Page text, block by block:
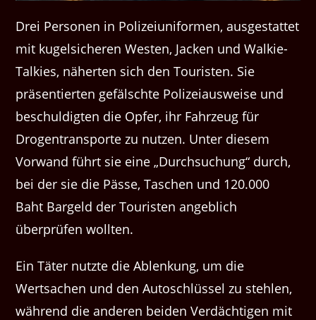
Drei Personen in Polizeiuniformen, ausgestattet
mit kugelsicheren Westen, Jacken und Walkie-
Talkies, näherten sich den Touristen. Sie
präsentierten gefälschte Polizeiausweise und
beschuldigten die Opfer, ihr Fahrzeug für
Drogentransporte zu nutzen. Unter diesem
Vorwand führt sie eine „Durchsuchung“ durch,
bei der sie die Pässe, Taschen und 120.000
Baht Bargeld der Touristen angeblich
überprüfen wollten.
Ein Täter nutzte die Ablenkung, um die
Wertsachen und den Autoschlüssel zu stehlen,
während die anderen beiden Verdächtigen mit